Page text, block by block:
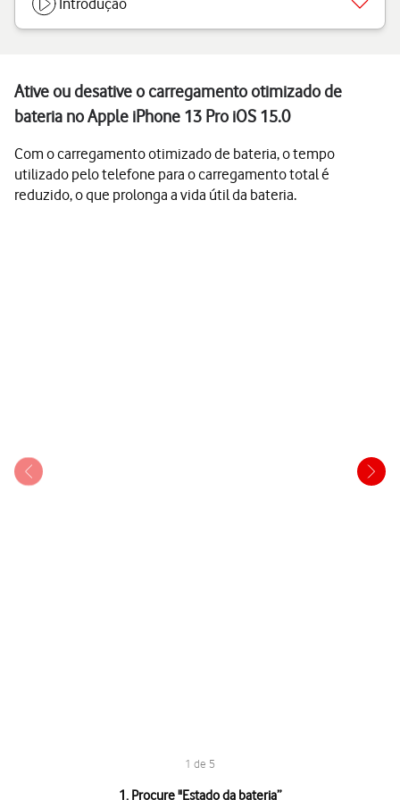
Introdução
Ative ou desative o carregamento otimizado de
bateria no Apple iPhone 13 Pro iOS 15.0
Com o carregamento otimizado de bateria, o tempo
utilizado pelo telefone para o carregamento total é
reduzido, o que prolonga a vida útil da bateria.
1 de 5
1. Procure "Estado da bateria”